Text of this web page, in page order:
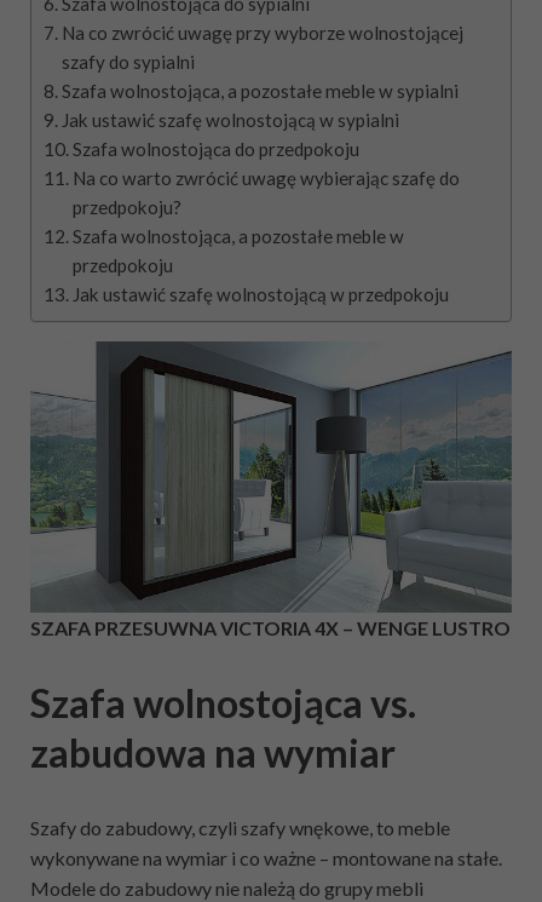
Na co zwrócić uwagę przy wyborze wolnostojącej
szafy do sypialni
Szafa wolnostojąca, a pozostałe meble w sypialni
Jak ustawić szafę wolnostojącą w sypialni
Szafa wolnostojąca do przedpokoju
Na co warto zwrócić uwagę wybierając szafę do
przedpokoju?
Szafa wolnostojąca, a pozostałe meble w
przedpokoju
Jak ustawić szafę wolnostojącą w przedpokoju
SZAFA PRZESUWNA VICTORIA 4X – WENGE LUSTRO
Szafa wolnostojąca vs.
zabudowa na wymiar
Szafy do zabudowy, czyli szafy wnękowe, to meble
wykonywane na wymiar i co ważne – montowane na stałe.
Modele do zabudowy nie należą do grupy mebli